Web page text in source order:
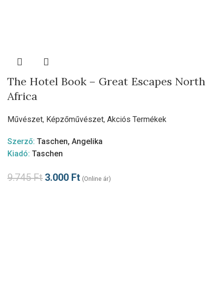
The Hotel Book – Great Escapes North
Africa
Művészet, Képzőművészet, Akciós Termékek
Szerző: Taschen, Angelika
Kiadó: Taschen
9.745Ft 3.000 Ft (Online ár)